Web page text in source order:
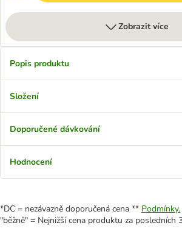
Zobrazit více
Popis produktu
Složení
Doporučené dávkování
Hodnocení
*DC = nezávazně doporučená cena ** Podmínky.
"běžně" = Nejnižší cena produktu za posledních